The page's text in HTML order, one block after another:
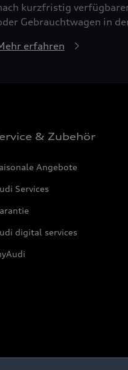
kurzfristig
Gebrauchtwagen in
erfahren
& Zubehör
Angebote
Services
digital services